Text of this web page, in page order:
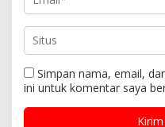
Simpan nama, email,
ini untuk komentar saya